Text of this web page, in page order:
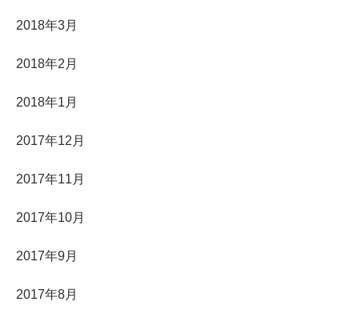
2018年3月
2018年2月
2018年1月
2017年12月
2017年11月
2017年10月
2017年9月
2017年8月